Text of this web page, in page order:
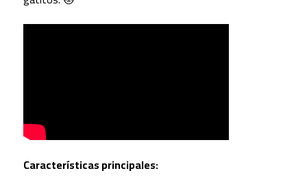
Características principales: